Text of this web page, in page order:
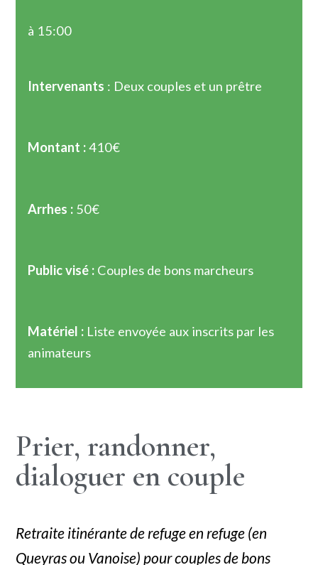
à 15:00
Intervenants : Deux couples et un prêtre
Montant :410€
Arrhes : 50€
Public visé : Couples de bons marcheurs
Matériel : Liste envoyée aux inscrits par les
animateurs
Prier, randonner,
dialoguer en couple
Retraite itinérante de refuge en refuge (en
Queyras ou Vanoise) pour couples de bons